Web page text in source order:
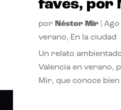
faves, por
por Néstor Mir| Ago
verano, En la ciudad
Un relato
Valencia en verano,
Mir, que conoce